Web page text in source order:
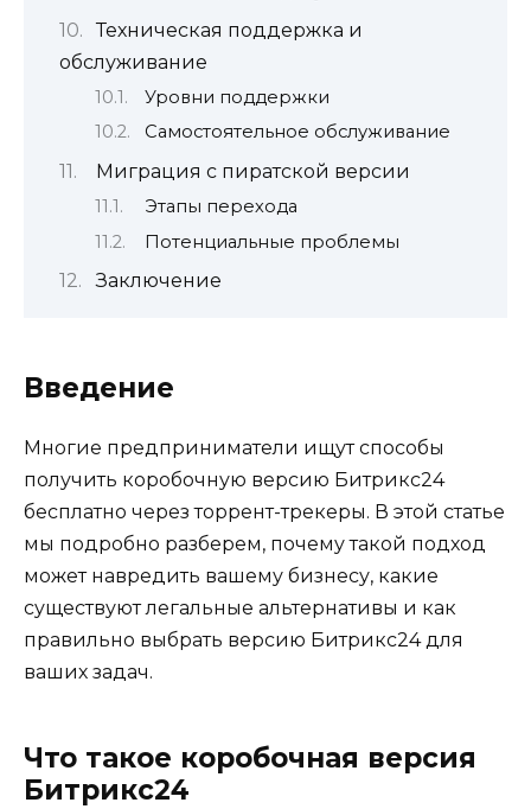
Техническая поддержка и
обслуживание
Уровни поддержки
Самостоятельное обслуживание
Миграция с пиратской версии
Этапы перехода
Потенциальные проблемы
Заключение
Введение
Многие предприниматели ищут способы
получить коробочную версию Битрикс24
бесплатно через торрент-трекеры. В этой статье
мы подробно разберем, почему такой подход
может навредить вашему бизнесу, какие
существуют легальные альтернативы и как
правильно выбрать версию Битрикс24 для
ваших задач.
Что такое коробочная версия
Битрикс24